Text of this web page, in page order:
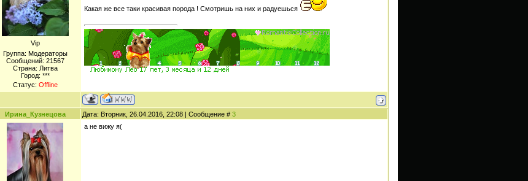
Viр
Группа: Модераторы
Сообщений: 21567
Страна: Литва
Город: ***
Статус: Offline
Какая же все таки красивая порода ! Смотришь на них и радуешься
Ирина_Кузнецова Дата: Вторник, 26.04.2016, 22:08 | Сообщение # 3
а не вижу я(